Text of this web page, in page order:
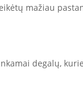
mažiau
degalų,